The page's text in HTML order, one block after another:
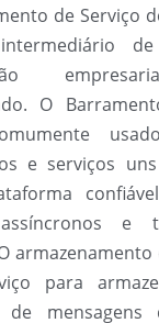
de Serviço
de
O
e serviços
e
para
de